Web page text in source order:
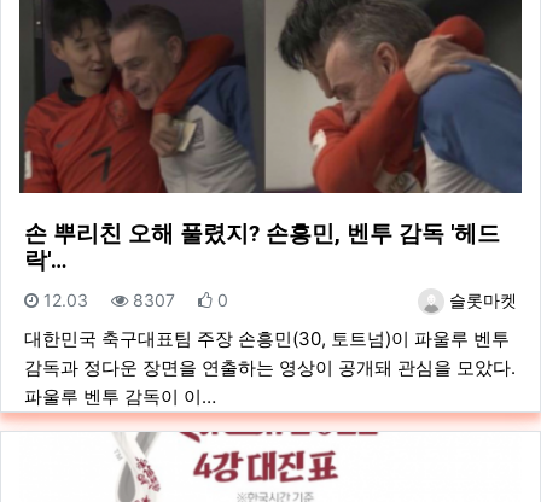
손 뿌리친 오해 풀렸지? 손흥민, 벤투 감독 '헤드
락'…
등록자슬롯마켓
등록일
12.03 조회
8307 추천
0
대한민국 축구대표팀 주장 손흥민(30, 토트넘)이 파울루 벤투
감독과 정다운 장면을 연출하는 영상이 공개돼 관심을 모았다.
파울루 벤투 감독이 이…